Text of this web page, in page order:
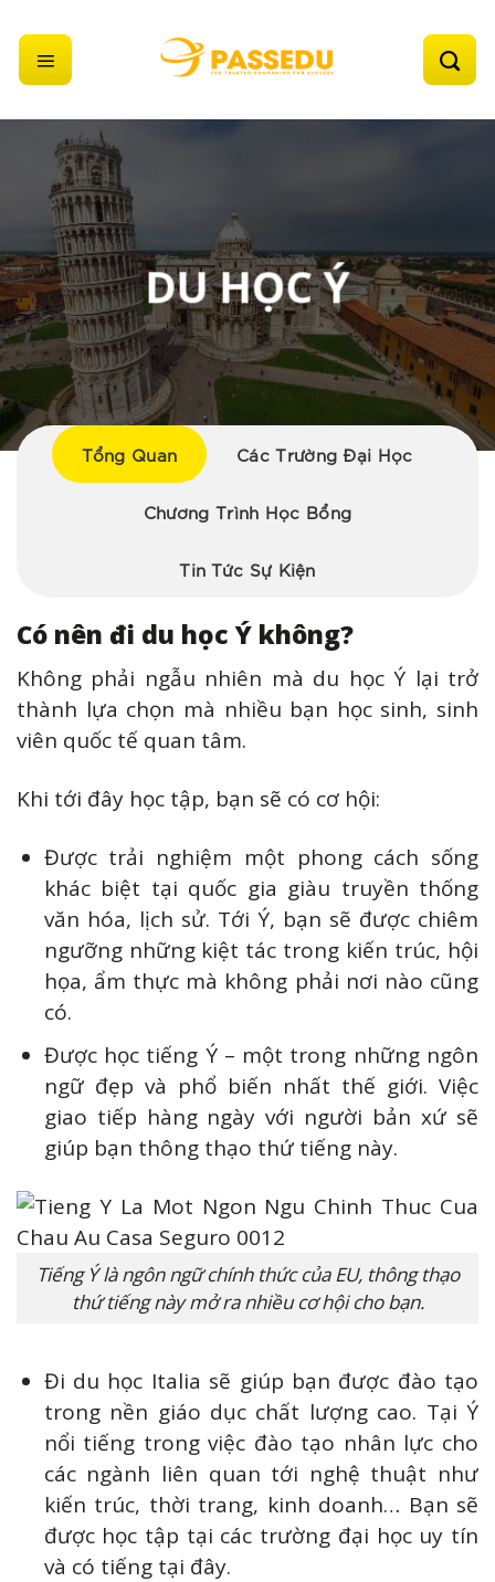
to
content
DU HỌC Ý
Tổng Quan Các Trường Đại Học
Chương Trình Học Bổng
Tin Tức Sự Kiện
Có nên đi du học Ý không?
Không phải ngẫu nhiên mà du học Ý lại trở
thành lựa chọn mà nhiều bạn học sinh, sinh
viên quốc tế quan tâm.
Khi tới đây học tập, bạn sẽ có cơ hội:
Được trải nghiệm một phong cách sống
khác biệt tại quốc gia giàu truyền thống
văn hóa, lịch sử. Tới Ý, bạn sẽ được chiêm
ngưỡng những kiệt tác trong kiến trúc, hội
họa, ẩm thực mà không phải nơi nào cũng
có.
Được học tiếng Ý – một trong những ngôn
ngữ đẹp và phổ biến nhất thế giới. Việc
giao tiếp hàng ngày với người bản xứ sẽ
giúp bạn thông thạo thứ tiếng này.
Tiếng Ý là ngôn ngữ chính thức của EU, thông thạo
thứ tiếng này mở ra nhiều cơ hội cho bạn.
Đi du học Italia sẽ giúp bạn được đào tạo
trong nền giáo dục chất lượng cao. Tại Ý
nổi tiếng trong việc đào tạo nhân lực cho
các ngành liên quan tới nghệ thuật như
kiến trúc, thời trang, kinh doanh… Bạn sẽ
được học tập tại các trường đại học uy tín
và có tiếng tại đây.